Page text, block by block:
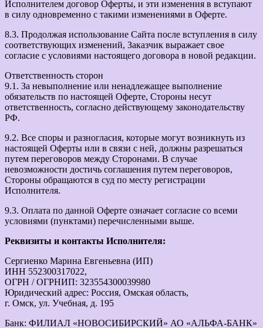
Исполнителем договор Оферты, и эти изменения в вступают
в силу одновременно с такими изменениями в Оферте.
8.3. Продолжая использование Сайта после вступления в силу
соответствующих изменений, Заказчик выражает свое
согласие с условиями настоящего договора в новой редакции.
Ответственность сторон
9.1. За невыполнение или ненадлежащее выполнение
обязательств по настоящей Оферте, Стороны несут
ответственность, согласно действующему законодательству
РФ.
9.2. Все споры и разногласия, которые могут возникнуть из
настоящей Оферты или в связи с ней, должны разрешаться
путем переговоров между Сторонами. В случае
невозможности достичь соглашения путем переговоров,
Стороны обращаются в суд по месту регистрации
Исполнителя.
9.3. Оплата по данной Оферте означает согласие со всеми
условиями (пунктами) перечисленными выше.
Реквизиты и контакты Исполнителя:
Сергиенко Марина Евгеньевна (ИП)
ИНН 552300317022,
ОГРН / ОГРНИП: 323554300039980
Юридический адрес: Россия, Омская область,
г. Омск, ул. Учебная, д. 195
Банк: ФИЛИАЛ «НОВОСИБИРСКИЙ» АО «АЛЬФА-БАНК»